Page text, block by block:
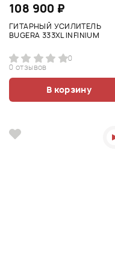
108 900 ₽
ГИТАРНЫЙ УСИЛИТЕЛЬ
BUGERA 333XL INFINIUM
0
0 отзывов
В корзину